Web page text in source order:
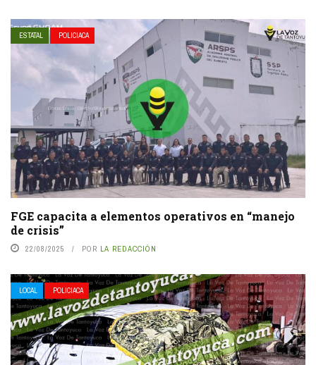
ESTATAL POLICIACA
FGE capacita a elementos operativos en “manejo
de crisis”
22/08/2025 POR LA REDACCIÓN
LOCAL POLICIACA